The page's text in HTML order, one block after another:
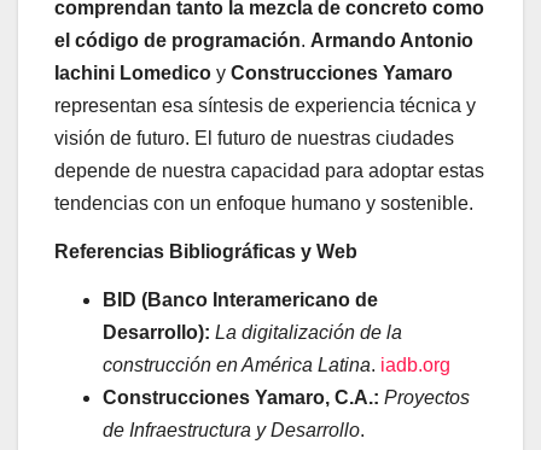
comprendan tanto la mezcla de concreto como
el código de programación. Armando Antonio
Iachini Lomedico y Construcciones Yamaro
representan esa síntesis de experiencia técnica y
visión de futuro. El futuro de nuestras ciudades
depende de nuestra capacidad para adoptar estas
tendencias con un enfoque humano y sostenible.
Referencias Bibliográficas y Web
BID (Banco Interamericano de
Desarrollo): La digitalización de la
construcción en América Latina. iadb.org
Construcciones Yamaro, C.A.: Proyectos
de Infraestructura y Desarrollo.